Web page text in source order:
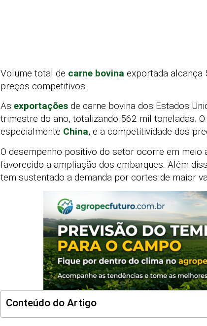
Volume total de carne bovina exportada alcança
preços competitivos.
As exportações de carne bovina dos Estados
trimestre do ano, totalizando 562 mil toneladas.
especialmente China, e a competitividade dos
O desempenho positivo do setor ocorre em meio
favorecido a ampliação dos embarques. Além
tem sustentado a demanda por cortes de maior
Conteúdo do Artigo